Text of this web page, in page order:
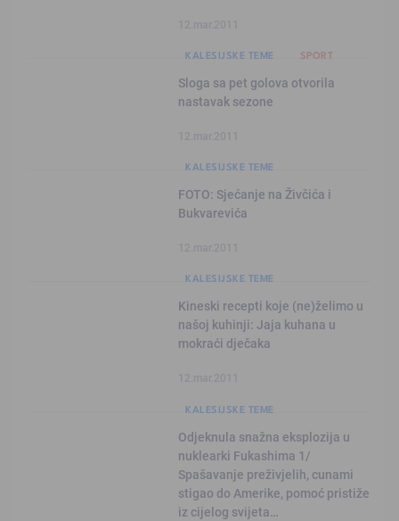
KALESIJSKE TEME SPORT
Sloga sa pet golova otvorila
nastavak sezone
KALESIJSKE TEME
FOTO: Sjećanje na Živčića i
Bukvarevića
KALESIJSKE TEME
Kineski recepti koje (ne)želimo u
našoj kuhinji: Jaja kuhana u
mokraći dječaka
KALESIJSKE TEME
Odjeknula snažna eksplozija u
nuklearki Fukashima 1/
Spašavanje preživjelih, cunami
stigao do Amerike, pomoć pristiže
iz cijelog svijeta…